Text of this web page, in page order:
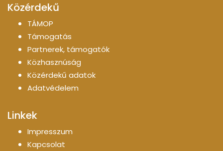
Közérdekű
TÁMOP
Támogatás
Partnerek, támogatók
Közhasznúság
Közérdekű adatok
Adatvédelem
Linkek
Impresszum
Kapcsolat